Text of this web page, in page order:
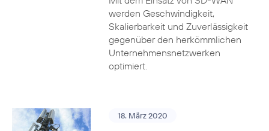
werden Geschwindigkeit,
Skalierbarkeit und Zuverlässigkeit
gegenüber den herkömmlichen
Unternehmensnetzwerken
optimiert.
18. März 2020